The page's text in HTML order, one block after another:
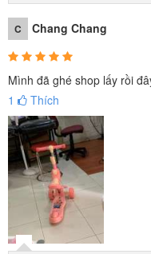
C Chang Chang
Mình đã ghé shop lấy rồi
1
Thích